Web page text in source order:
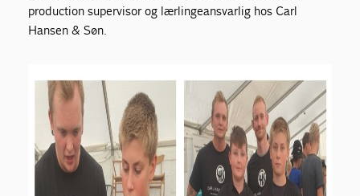
production supervisor og lærlingeansvarlig hos Carl
Hansen & Søn.